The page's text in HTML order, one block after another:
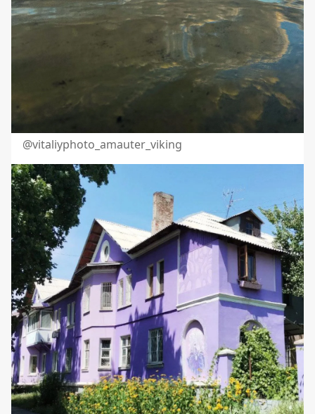
@vitaliyphoto_amauter_viking